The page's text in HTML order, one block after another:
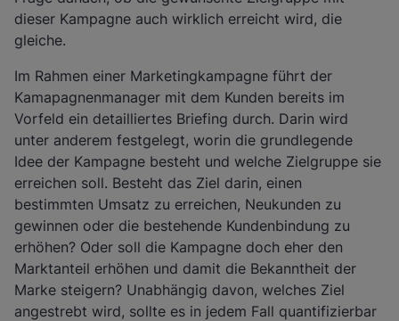
dieser Kampagne auch wirklich erreicht wird, die
gleiche.
Im Rahmen einer Marketingkampagne führt der
Kamapagnenmanager mit dem Kunden bereits im
Vorfeld ein detailliertes Briefing durch. Darin wird
unter anderem festgelegt, worin die grundlegende
Idee der Kampagne besteht und welche Zielgruppe sie
erreichen soll. Besteht das Ziel darin, einen
bestimmten Umsatz zu erreichen, Neukunden zu
gewinnen oder die bestehende Kundenbindung zu
erhöhen? Oder soll die Kampagne doch eher den
Marktanteil erhöhen und damit die Bekanntheit der
Marke steigern? Unabhängig davon, welches Ziel
angestrebt wird, sollte es in jedem Fall quantifizierbar